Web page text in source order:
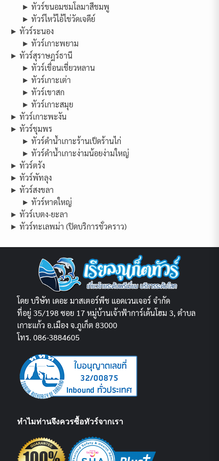
► ทัวร์ขนอมชมโลมาสีชมพู
► ทัวร์ไหว้ไอ้ไข่วัดเจดีย์
► ทัวร์ระนอง
► ทัวร์เกาะพยาม
► ทัวร์สุราษฎร์ธานี
► ทัวร์เขื่อนเชี่ยวหลาน
► ทัวร์เกาะเต่า
► ทัวร์เขาสก
► ทัวร์เกาะสมุย
► ทัวร์เกาะพะงัน
► ทัวร์ชุมพร
► ทัวร์ดำน้ำเกาะร้านเป็ดร้านไก่
► ทัวร์ดำน้ำเกาะง่ามน้อยง่ามใหญ่
► ทัวร์ตรัง
► ทัวร์พัทลุง
► ทัวร์สงขลา
► ทัวร์หาดใหญ่
► ทัวร์เบตง-ยะลา
► ทัวร์ทะเลพม่า (ปิดบริการชั่วคราว)
โดย บริษัท เดอะ มาสเตอร์พีช แอดเวนเจอร์ จำกัด
ที่อยู่ 35/198 ซอย 17 หมู่บ้านเจ้าฟ้าการ์เด้นโฮม 3, ตำบล
เกาะแก้ว อ.เมือง จ.ภูเก็ต 83000
โทร. 086-3884605
ทำไมท่านจึงควรซื้อทัวร์จากเรา